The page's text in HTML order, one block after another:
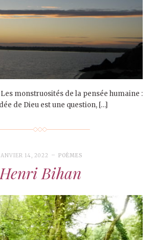
monstruosités de la pensée humaine :
de Dieu est une question, […]
14, 2022 POÈMES
Henri Bihan